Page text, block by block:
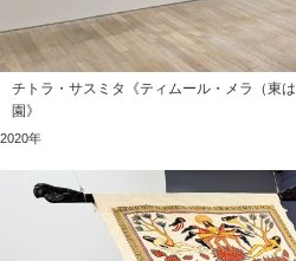
チトラ・サスミタ《ティムール・メラ（東
園》
2020年